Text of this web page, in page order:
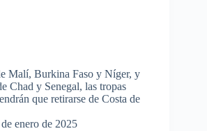
Malí, Burkina Faso y Níger, y
Chad y Senegal, las tropas
que retirarse de Costa de
enero de 2025